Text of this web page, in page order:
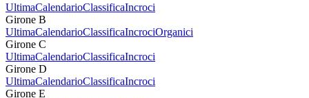
UltimaCalendarioClassificaIncroci
Girone B
UltimaCalendarioClassificaIncrociOrganici
Girone C
UltimaCalendarioClassificaIncroci
Girone D
UltimaCalendarioClassificaIncroci
Girone E